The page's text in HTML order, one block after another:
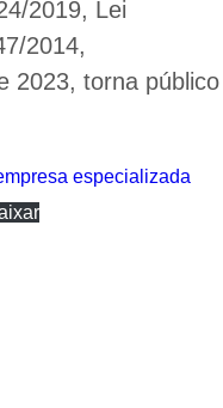
2019, Lei
2014,
2023, torna público
especializada